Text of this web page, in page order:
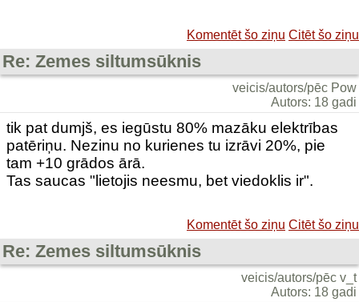
Komentēt šo ziņu Citēt šo ziņu
Re: Zemes siltumsūknis
veicis/autors/pēc Pow
Autors: 18 gadi
tik pat dumjš, es iegūstu 80% mazāku elektrības
patēriņu. Nezinu no kurienes tu izrāvi 20%, pie
tam +10 grādos ārā.
Tas saucas "lietojis neesmu, bet viedoklis ir".
Komentēt šo ziņu Citēt šo ziņu
Re: Zemes siltumsūknis
veicis/autors/pēc v_t
Autors: 18 gadi